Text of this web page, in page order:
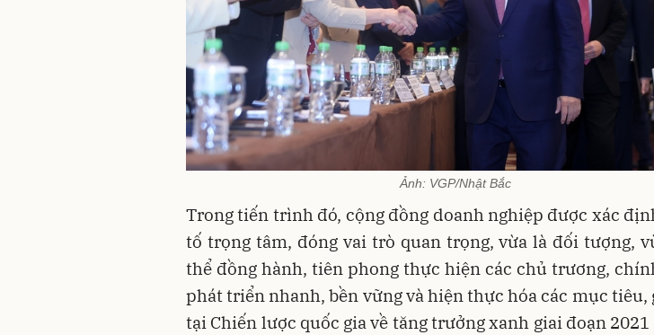
Ảnh: VGP/Nhật Bắc
Trong tiến trình đó, cộng đồng doanh nghiệp được xác
tố trọng tâm, đóng vai trò quan trọng, vừa là đối tượng,
thể đồng hành, tiên phong thực hiện các chủ trương,
phát triển nhanh, bền vững và hiện thực hóa các mục tiêu,
tại Chiến lược quốc gia về tăng trưởng xanh giai đoạn 2021